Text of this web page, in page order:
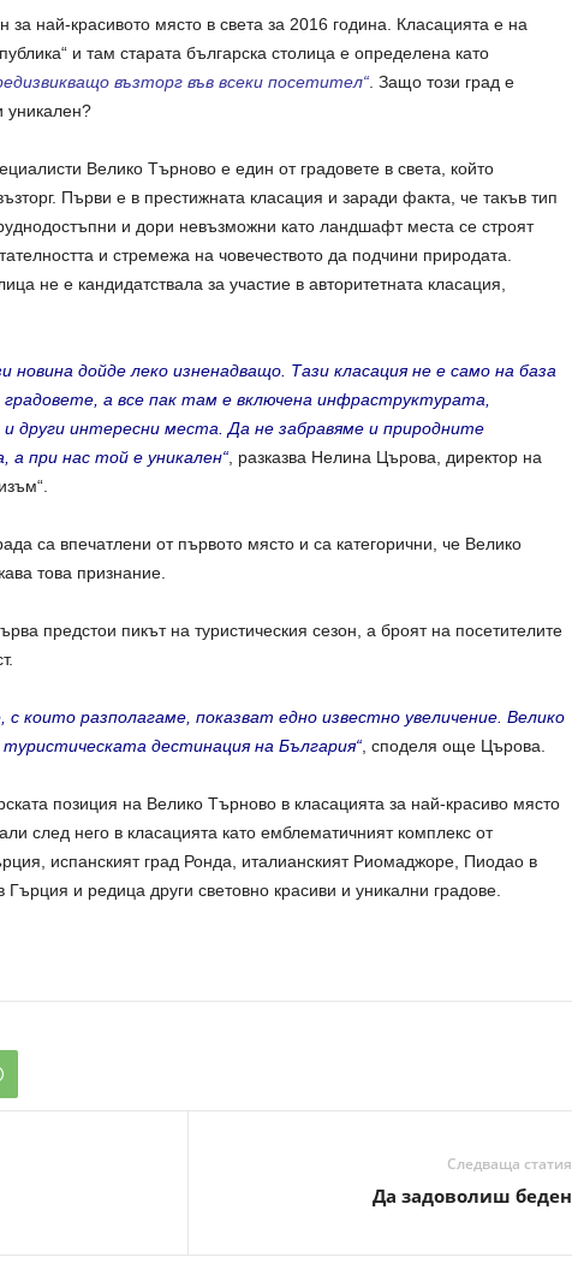
за най-красивото място в света за 2016 година. Класацията е на
и там старата българска столица е определена като
възторг във всеки посетител“. Защо този град е
уникален?
Велико Търново е един от градовете в света, който
Първи е в престижната класация и заради факта, че такъв тип
и дори невъзможни като ландшафт места се строят
и стремежа на човечеството да подчини природата.
не е кандидатствала за участие в авторитетната класация,
новина дойде леко изненадващо. Тази класация не е само на база
а все пак там е включена инфраструктурата,
други интересни места. Да не забравяме и природните
при нас той е уникален“, разказва Нелина Църова, директор на
са впечатлени от първото място и са категорични, че Велико
това признание.
предстои пикът на туристическия сезон, а броят на посетителите
които разполагаме, показват едно известно увеличение. Велико
дестинация на България“, споделя още Църова.
позиция на Велико Търново в класацията за най-красиво място
след него в класацията като емблематичният комплекс от
испанският град Ронда, италианският Риомаджоре, Пиодао в
и редица други световно красиви и уникални градове.
Следваща статия
Да задоволиш беден